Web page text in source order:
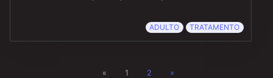
ADULTO TRATAMENTO
« 1 2 »